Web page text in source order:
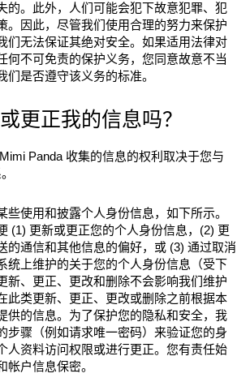
的。此外，人们可能会犯下故意犯罪、犯
。因此，尽管我们使用合理的努力来保护
们无法保证其绝对安全。如果适用法律对
何不可免责的保护义务，您同意故意不当
们是否遵守该义务的标准。
更正我的信息吗？
Panda 收集的信息的权利取决于您与
些使用和披露个人身份信息，如下所示。
(1) 更新或更正您的个人身份信息，(2) 更
的通信和其他信息的偏好，或 (3) 通过取消
统上维护的关于您的个人身份信息（受下
新、更正、更改和删除不会影响我们维护
此类更新、更正、更改或删除之前根据本
供的信息。为了保护您的隐私和安全，我
步骤（例如请求唯一密码）来验证您的身
人资料访问权限或进行更正。您有责任始
帐户信息保密。